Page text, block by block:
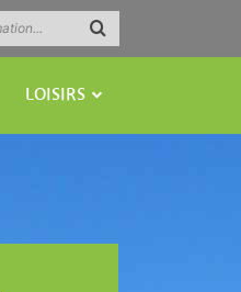
Valider
la
LOISIRS